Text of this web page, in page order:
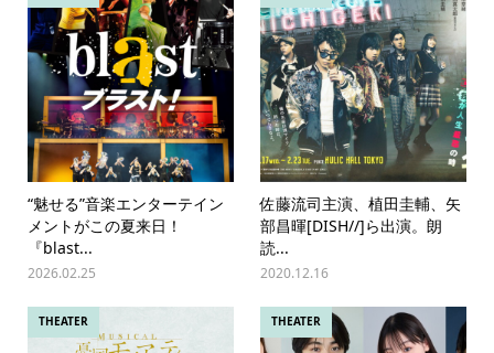
“魅せる”音楽エンターテイン
メントがこの夏来日！
『blast...
2026.02.25
佐藤流司主演、植田圭輔、矢
部昌暉[DISH//]ら出演。朗
読...
2020.12.16
THEATER THEATER